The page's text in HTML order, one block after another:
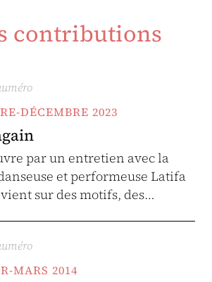
contributions
DÉCEMBRE 2023
par un entretien avec la
et performeuse Latifa
sur des motifs, des…
MARS 2014